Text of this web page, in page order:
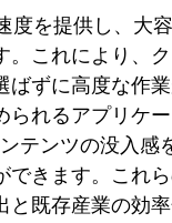
度を提供し、大
。これにより、
ずに高度な作
られるアプリケ
テンツの没入感
きます。これ
既存産業の効